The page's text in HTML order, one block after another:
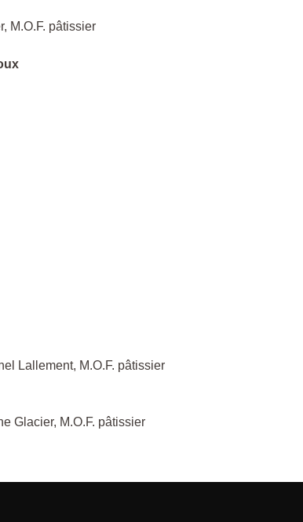
M.O.F. pâtissier
Lallement, M.O.F. pâtissier
Glacier, M.O.F. pâtissier